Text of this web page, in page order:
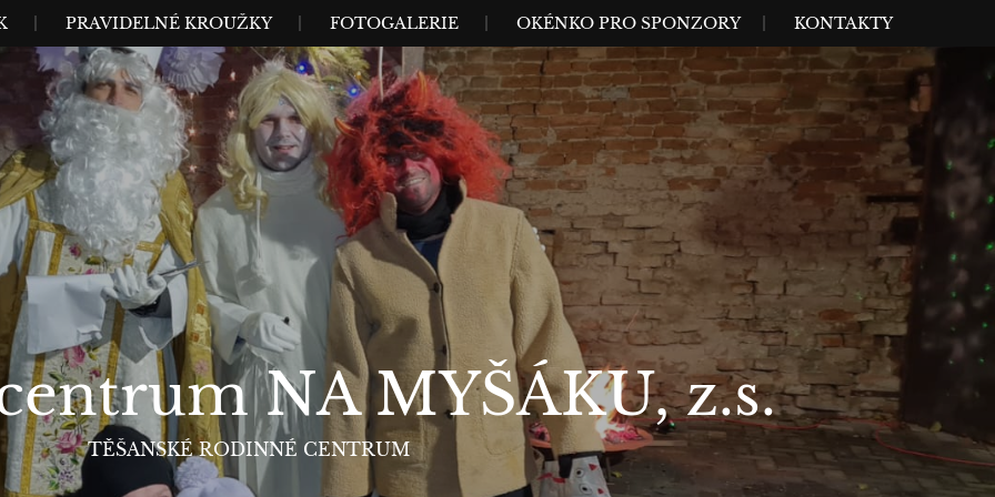
PRAVIDELNÉ KROUŽKY FOTOGALERIE OKÉNKO PRO SPONZORY KONTAKTY
NA MYŠÁKU, z.s.
TĚŠANSKÉ RODINNÉ CENTRUM